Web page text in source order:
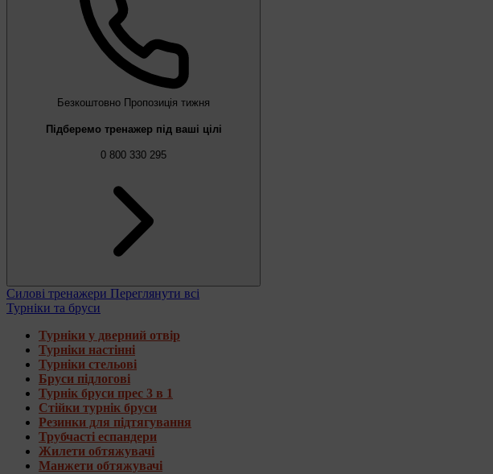
Безкоштовно Пропозиція тижня
Підберемо тренажер під ваші цілі
0 800 330 295
Силові тренажери Переглянути всі
Турніки та бруси
Турніки у дверний отвір
Турніки настінні
Турніки стельові
Бруси підлогові
Турнік бруси прес 3 в 1
Стійки турнік бруси
Резинки для підтягування
Трубчасті еспандери
Жилети обтяжувачі
Манжети обтяжувачі